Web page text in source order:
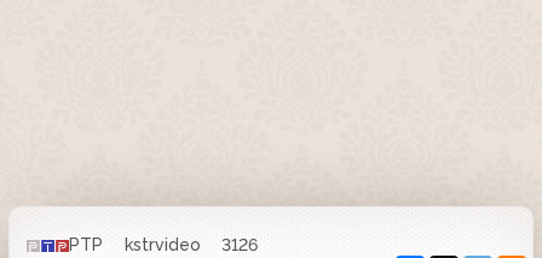
РТР kstrvideo
3126